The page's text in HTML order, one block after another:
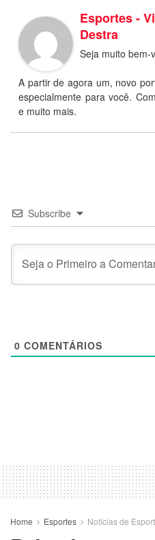
Esportes -
Destra
Seja muito bem-
A partir de agora um, novo
especialmente para você.
e muito mais.
Subscribe
0 COMENTÁRIOS
Home Esportes Notícias de